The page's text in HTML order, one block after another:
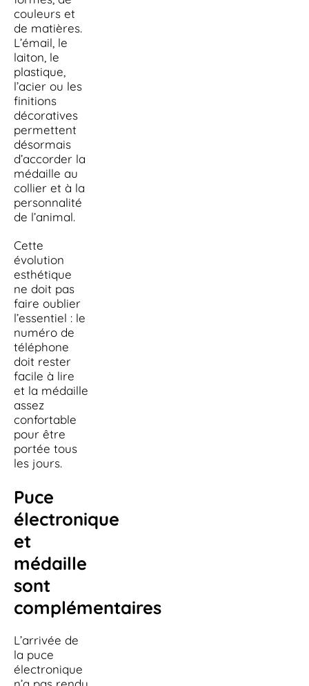
couleurs et
de matières.
L’émail, le
laiton, le
plastique,
l’acier ou les
finitions
décoratives
permettent
désormais
d’accorder la
médaille au
collier et à la
personnalité
de l’animal.
Cette
évolution
esthétique
ne doit pas
faire oublier
l’essentiel : le
numéro de
téléphone
doit rester
facile à lire
et la médaille
assez
confortable
pour être
portée tous
les jours.
Puce
électronique
et
médaille
sont
complémentaires
L’arrivée de
la puce
électronique